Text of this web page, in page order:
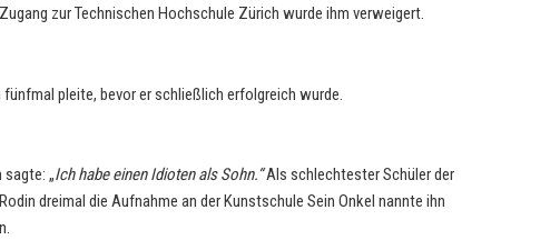
zur Technischen Hochschule Zürich wurde ihm verweigert.
pleite, bevor er schließlich erfolgreich wurde.
sagte: „Ich habe einen Idioten als Sohn.“Als schlechtester Schüler der
dreimal die Aufnahme an der Kunstschule Sein Onkel nannte ihn